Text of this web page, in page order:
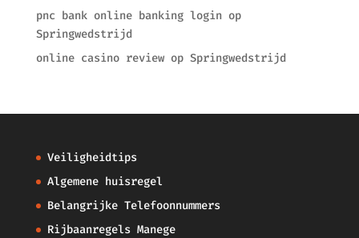
pnc bank online banking loginop
Springwedstrijd
online casino reviewop Springwedstrijd
Veiligheidtips
Algemene huisregel
Belangrijke Telefoonnummers
Rijbaanregels Manege